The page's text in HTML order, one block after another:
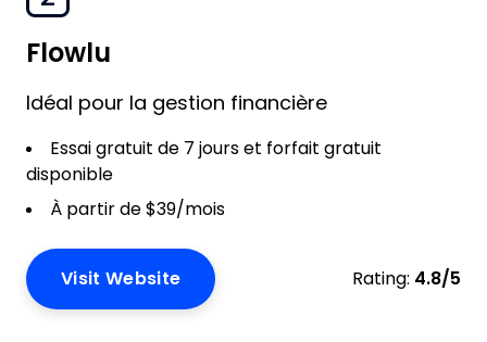
Flowlu
Idéal pour la gestion financière
Essai gratuit de 7 jours et forfait gratuit
disponible
À partir de $39/mois
Visit Website Rating: 4.8/5